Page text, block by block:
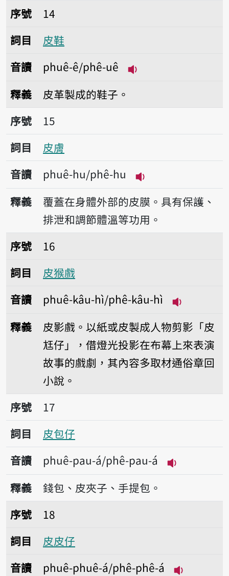
序號14皮鞋
序號
14
詞目
皮鞋
音讀
phuê-ê/phê-uê
釋義
皮革製成的鞋子。
序號15皮膚
序號
15
詞目
皮膚
音讀
phuê-hu/phê-hu
播放音讀phuê-
釋義
覆蓋在身體外部的皮膜。具有保護、
排泄和調節體溫等功用。
序號16皮猴戲
序號
16
詞目
皮猴戲
音讀
phuê-kâu-hì/phê-kâu-hì
釋義
皮影戲。以紙或皮製成人物剪影「皮
尪仔」，借燈光投影在布幕上來表演
故事的戲劇，其內容多取材通俗章回
小說。
序號17皮包仔
序號
17
詞目
皮包仔
音讀
phuê-pau-á/phê-pau-á
播放音讀
釋義
錢包、皮夾子、手提包。
序號18皮皮仔
序號
18
詞目
皮皮仔
音讀
phuê-phuê-á/phê-phê-á